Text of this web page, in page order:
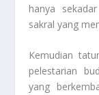
hanya
sakral yang
Kemudian
pelestarian
yang